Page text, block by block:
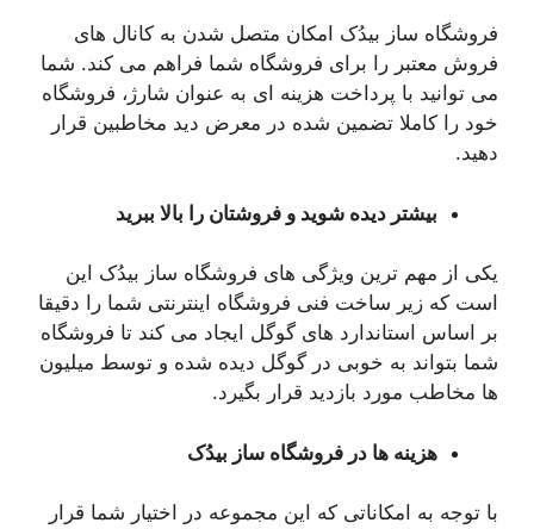
فروشگاه ساز بیدُک امکان متصل شدن به کانال های
فروش معتبر را برای فروشگاه شما فراهم می کند. شما
می توانید با پرداخت هزینه ای به عنوان شارژ، فروشگاه
خود را کاملا تضمین شده در معرض دید مخاطبین قرار
دهید.
بیشتر دیده شوید و فروشتان را بالا ببرید
یکی از مهم ترین ویژگی های فروشگاه ساز بیدُک این
است که زیر ساخت فنی فروشگاه اینترنتی شما را دقیقا
بر اساس استاندارد های گوگل ایجاد می کند تا فروشگاه
شما بتواند به خوبی در گوگل دیده شده و توسط میلیون
ها مخاطب مورد بازدید قرار بگیرد.
هزینه ها در فروشگاه ساز بیدُک
با توجه به امکاناتی که این مجموعه در اختیار شما قرار